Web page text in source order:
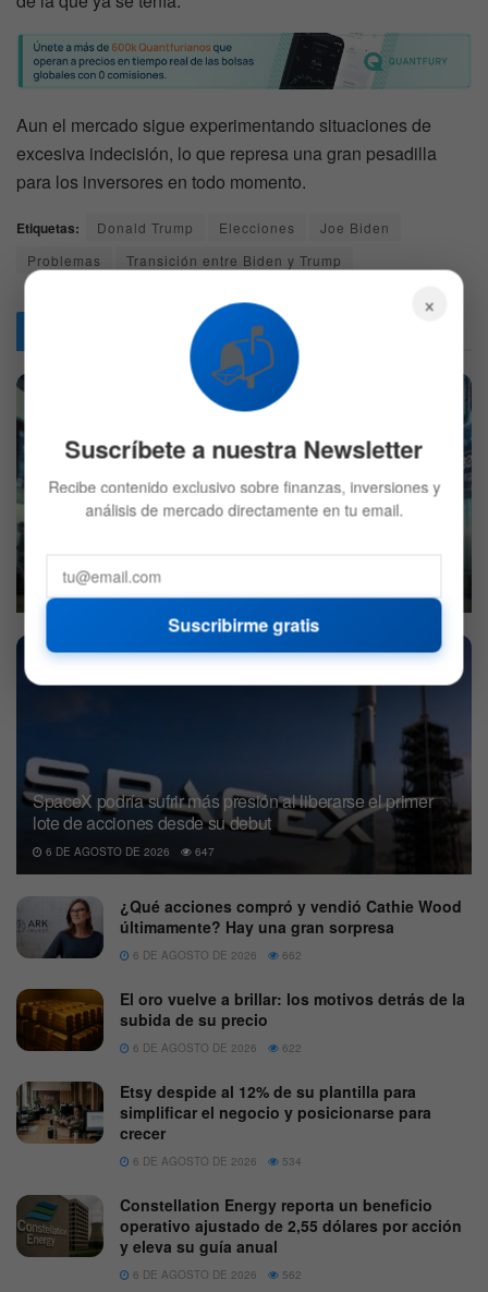
Aun el mercado sigue experimentando situaciones de
excesiva indecisión, lo que represa una gran pesadilla
para los inversores en todo momento.
Etiquetas: Donald Trump Elecciones
Joe Biden
Problemas
Transición entre Biden y Trump
Relacionados
7 DE AGOSTO DE 2026
SpaceX podría sufrir más presión al liberarse el primer
lote de acciones desde su debut
6 DE AGOSTO DE 2026 647
¿Qué acciones compró y vendió Cathie Wood
últimamente? Hay una gran sorpresa
6 DE AGOSTO DE 2026 662
El oro vuelve a brillar: los motivos detrás de la
subida de su precio
6 DE AGOSTO DE 2026 622
Etsy despide al 12% de su plantilla para
simplificar el negocio y posicionarse para
crecer
6 DE AGOSTO DE 2026 534
Constellation Energy reporta un beneficio
operativo ajustado de 2,55 dólares por acción
y eleva su guía anual
6 DE AGOSTO DE 2026 562
×
📬
Suscríbete a nuestra Newsletter
Recibe contenido exclusivo sobre finanzas, inversiones y
análisis de mercado directamente en tu email.
Suscribirme gratis